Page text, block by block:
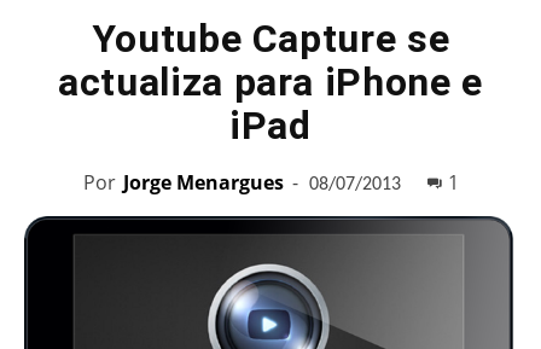
Youtube Capture se
actualiza para iPhone e
iPad
Por Jorge Menargues - 08/07/2013 1